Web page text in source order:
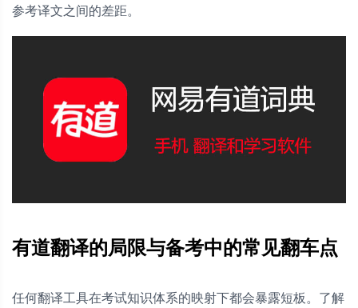
参考译文之间的差距。
有道翻译的局限与备考中的常见翻车点
任何翻译工具在考试知识体系的映射下都会暴露短板。了解